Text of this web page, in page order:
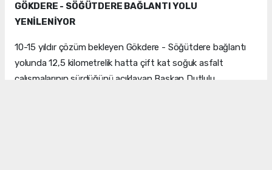
GÖKDERE - SÖĞÜTDERE BAĞLANTI YOLU
YENİLENİYOR
10-15 yıldır çözüm bekleyen Gökdere - Söğütdere bağlantı
yolunda 12,5 kilometrelik hatta çift kat soğuk asfalt
çalışmalarının sürdüğünü açıklayan Başkan Dutlulu,